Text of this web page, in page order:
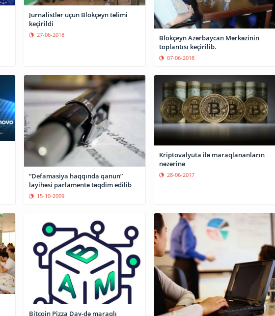
Jurnalistlər üçün Blokçeyn təlimi
keçirildi
27-06-2018
Blokçeyn Azərbaycan Mərkəzinin
toplantısı keçirilib.
07-06-2018
“Defamasiya haqqında qanun”
layihəsi parlamentə təqdim edilib
15-10-2009
Kriptovalyuta ilə maraqlananların
nəzərinə
28-06-2017
Bitcoin Pizza Day-də maraqlı